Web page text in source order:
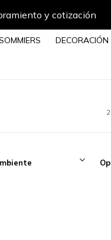
DECORACIÓN